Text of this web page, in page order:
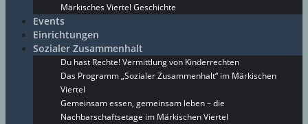
Märkisches Viertel Geschichte
Events
Einrichtungen
Sozialer Zusammenhalt
Du hast Rechte! Vermittlung von Kinderrechten
Das Programm „Sozialer Zusammenhalt“ im Märkischen
Viertel
Gemeinsam essen, gemeinsam leben – die
Nachbarschaftsetage im Märkischen Viertel